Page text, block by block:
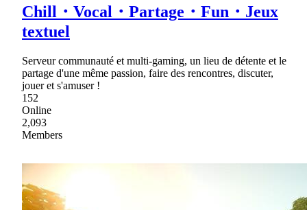
Chill・Vocal・Partage・Fun・Jeux
textuel
Serveur communauté et multi-gaming, un lieu de détente et le
partage d'une même passion, faire des rencontres, discuter,
jouer et s'amuser !
152
Online
2,093
Members